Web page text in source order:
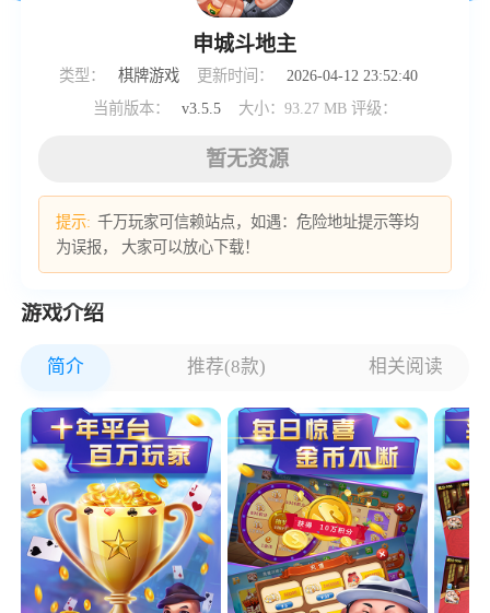
申城斗地主
类型： 棋牌游戏 更新时间：
2026-04-12 23:52:40
当前版本：
v3.5.5 大小：93.27 MB 评级：
暂无资源
提示: 千万玩家可信赖站点，如遇：危险地址提示等均
为误报， 大家可以放心下载！
游戏介绍
简介 推荐(8款) 相关阅读